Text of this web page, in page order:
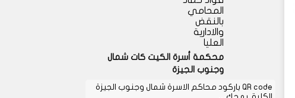
المحامي
بالنقض
والادارية
العليا
محكمة أسرة الكيت كات شمال
وجنوب الجيزة
QR code باركود محاكم الاسرة شمال وجنوب الجيزة